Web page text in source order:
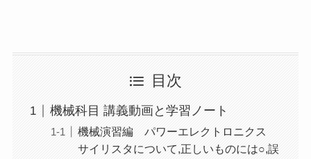
目次
機械科目 講義動画と学習ノート
機械演習編 パワーエレクトロニクス
サイリスタについて,正しいものには○,誤